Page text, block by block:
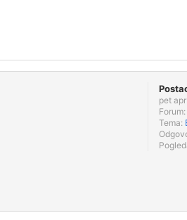
pet
Forum:
Tema: